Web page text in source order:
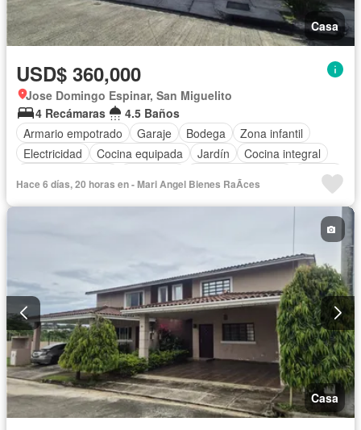
Casa
USD$ 360,000
Jose Domingo Espinar, San Miguelito
4 Recámaras
4.5 Baños
Armario empotrado
Garaje Bodega
Zona infantil
Electricidad
Cocina equipada Jardín
Cocina integral
Piscina
Cancha de tenis
Agua Patio
Hace 6 días, 20 horas en - Mari Angel Bienes RaÃ­ces
Casa